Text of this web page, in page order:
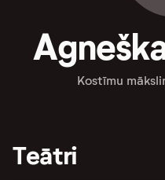
Kostīmu
Teātri